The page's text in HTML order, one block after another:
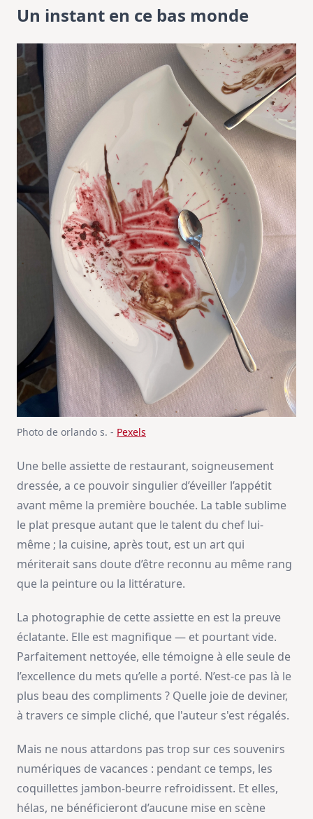
Un instant en ce bas monde
Photo de orlando s. - Pexels
Une belle assiette de restaurant, soigneusement
dressée, a ce pouvoir singulier d’éveiller l’appétit
avant même la première bouchée. La table sublime
le plat presque autant que le talent du chef lui-
même ; la cuisine, après tout, est un art qui
mériterait sans doute d’être reconnu au même rang
que la peinture ou la littérature.
La photographie de cette assiette en est la preuve
éclatante. Elle est magnifique — et pourtant vide.
Parfaitement nettoyée, elle témoigne à elle seule de
l’excellence du mets qu’elle a porté. N’est-ce pas là le
plus beau des compliments ? Quelle joie de deviner,
à travers ce simple cliché, que l'auteur s'est régalés.
Mais ne nous attardons pas trop sur ces souvenirs
numériques de vacances : pendant ce temps, les
coquillettes jambon-beurre refroidissent. Et elles,
hélas, ne bénéficieront d’aucune mise en scène